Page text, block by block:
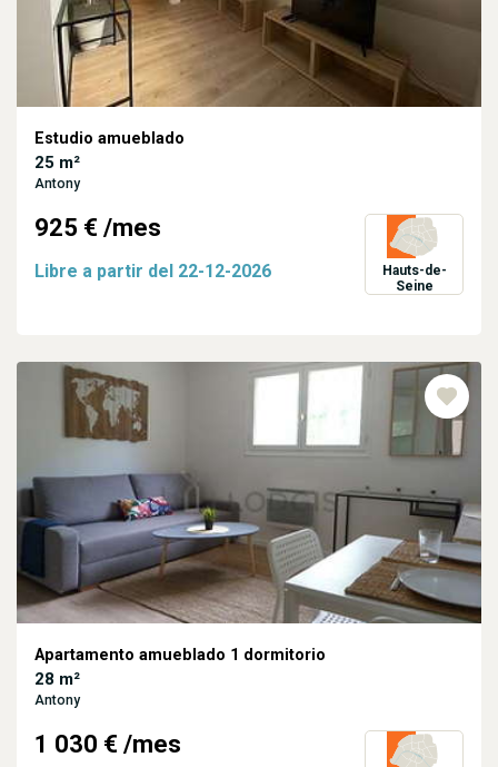
Estudio amueblado
25 m²
Antony
925 € /mes
Libre a partir del 22-12-2026
Hauts-de-
Seine
Apartamento amueblado 1 dormitorio
28 m²
Antony
1 030 € /mes